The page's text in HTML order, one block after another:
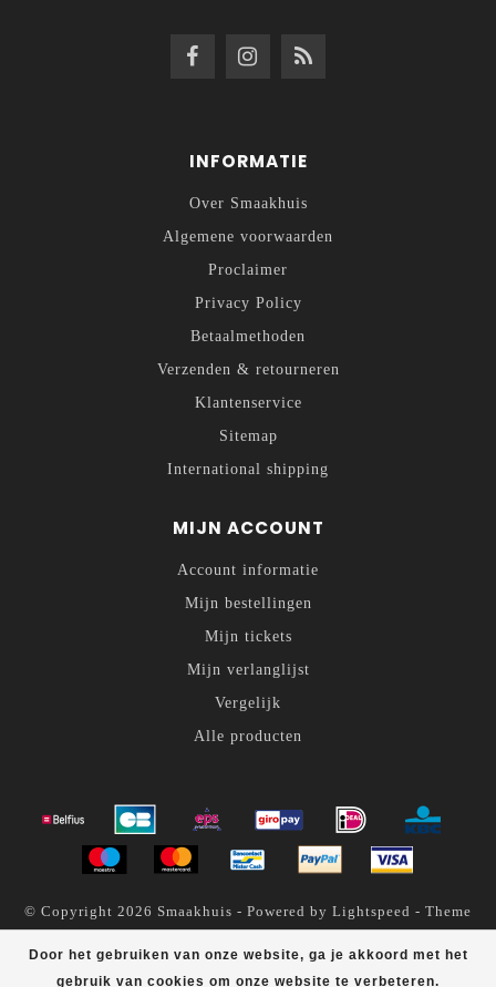
Door het gebruiken van onze website, ga je akkoord met het
gebruik van cookies om onze website te verbeteren.
INFORMATIE
Over Smaakhuis
Algemene voorwaarden
Proclaimer
Privacy Policy
Betaalmethoden
Verzenden & retourneren
Klantenservice
Sitemap
International shipping
MIJN ACCOUNT
Account informatie
Mijn bestellingen
Mijn tickets
Mijn verlanglijst
Vergelijk
Alle producten
© Copyright 2026 Smaakhuis - Powered by Lightspeed - Theme
byDyvelopment
Smaakhuis scores a 200klantbeoordelingen at